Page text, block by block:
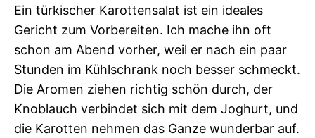
Ein türkischer Karottensalat ist ein ideales
Gericht zum Vorbereiten. Ich mache ihn oft
schon am Abend vorher, weil er nach ein paar
Stunden im Kühlschrank noch besser schmeckt.
Die Aromen ziehen richtig schön durch, der
Knoblauch verbindet sich mit dem Joghurt, und
die Karotten nehmen das Ganze wunderbar auf.